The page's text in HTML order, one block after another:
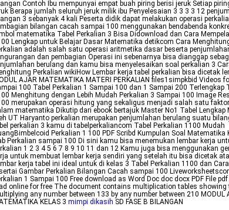
Contoh Ibu mempunyai empat buah piring berisi jeruk Setiap
Berapa jumlah seluruh jeruk milik ibu Penyelesaian 3 3 3 3 12
3 sebanyak 4 kali Peserta didik dapat melakukan operasi
bilangan cacah sampai 100 menggunakan bendabenda
matematika Tabel Perkalian 3 Bisa Didownload dan Cara
Lengkap untuk Belajar Dasar Matematika detikcom Cara
adalah salah satu operasi aritmetika dasar beserta
dan pembagian Operasi ini sebenarnya bisa dianggap
berulang dan kamu bisa menyelesaikan soal perkalian 3
Perkalian wikiHow Lembar kerja tabel perkalian bisa dicetak
AJAR MATEMATIKA MATERI PERKALIAN files1simpkbid Videos
100 Tabel Perkalian 1 Sampai 100 dan 1 Sampai 200 Terlengkap
Menghitung dengan Lebih Mudah Perkalian 3 Sampai 100 Image
merupakan operasi hitung yang sekaligus menjadi salah satu
matematika Dikutip dari ebook bertajuk Master No1 Tabel Lengkap
UT Haryanto perkalian merupakan penjumlahan berulang suatu
perkalian 3 kamu di tabelperkaliancom Tabel Perkalian 1100 Mudah
Perkalian 1 100 PDF Scribd Kumpulan Soal Matematika
Perkalian sampai 100 Di sini kamu bisa menemukan lembar kerja
1 2 3 4 5 6 7 8 9 10 11 dan 12 Kamu juga bisa menggunakan
untuk membuat lembar kerja sendiri yang setelah itu bisa dicetak
kerja tabel ini ideal untuk di kelas 3 Tabel Perkalian 1100 dan Cara
Gambar Perkalian Bilangan Cacah sampai 100
1 Sampai 100 Free download as Word Doc doc docx PDF File
online for free The document contains multiplication tables showing
any number between 133 by any number between 210 MODUL
KELAS 3 mimpi dikasih SD FASE B BILANGAN